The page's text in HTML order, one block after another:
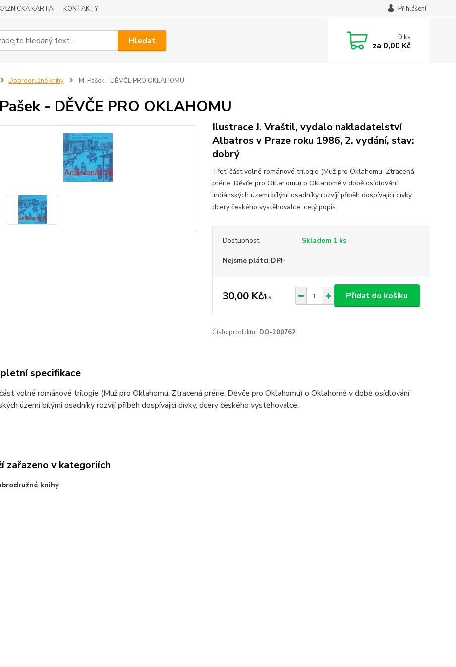
KARTA KONTAKTY Přihlášení
Hledat 0ks
za 0,00 Kč
Dobrodružné knihy M. Pašek - DĚVČE PRO OKLAHOMU
- DĚVČE PRO OKLAHOMU
Ilustrace J. Vraštil, vydalo nakladatelství
Albatros v Praze roku 1986, 2. vydání, stav:
dobrý
Třetí část volné románové trilogie (Muž pro Oklahomu, Ztracená
prérie, Děvče pro Oklahomu) o Oklahomě v době osídlování
indiánských území bílými osadníky rozvíjí příběh dospívající dívky,
dcery českého vystěhovalce. celý popis
Dostupnost Skladem 1 ks
Nejsme plátci DPH
30,00 Kč/ks Přidat do košíku
Číslo produktu: DO-200762
specifikace
volné románové trilogie (Muž pro Oklahomu, Ztracená prérie, Děvče pro Oklahomu) o Oklahomě v době osídlování
území bílými osadníky rozvíjí příběh dospívající dívky, dcery českého vystěhovalce.
zařazeno v kategoriích
knihy